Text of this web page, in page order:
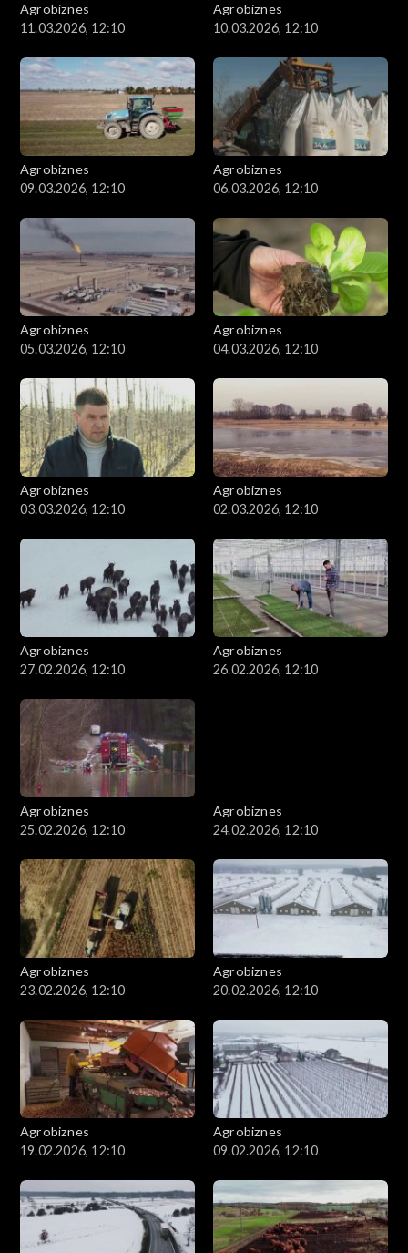
Agrobiznes
11.03.2026, 12:10
Agrobiznes
10.03.2026, 12:10
Agrobiznes
09.03.2026, 12:10
Agrobiznes
06.03.2026, 12:10
Agrobiznes
05.03.2026, 12:10
Agrobiznes
04.03.2026, 12:10
Agrobiznes
03.03.2026, 12:10
Agrobiznes
02.03.2026, 12:10
Agrobiznes
27.02.2026, 12:10
Agrobiznes
26.02.2026, 12:10
Agrobiznes
25.02.2026, 12:10
Agrobiznes
24.02.2026, 12:10
Agrobiznes
23.02.2026, 12:10
Agrobiznes
20.02.2026, 12:10
Agrobiznes
19.02.2026, 12:10
Agrobiznes
09.02.2026, 12:10